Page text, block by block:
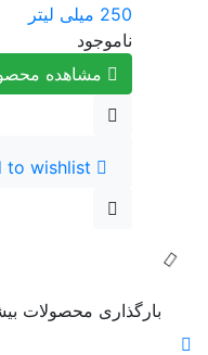
250 میلی لیتر
ناموجود
مشاهده محصول
to wishlist
بارگذاری محصولات